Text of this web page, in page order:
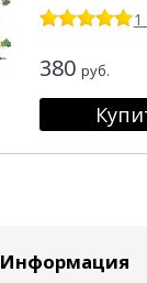
1
380 руб.
Информация